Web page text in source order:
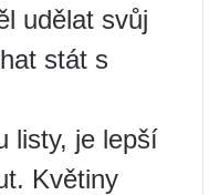
udělat svůj
stát s
listy, je lepší
Květiny